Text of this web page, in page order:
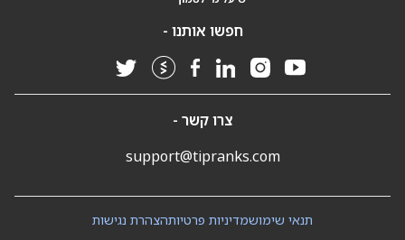
חפשו אותנו -
צרו קשר -
support@tipranks.com
הצהרת נגישותמדיניות פרטיותתנאי שימוש